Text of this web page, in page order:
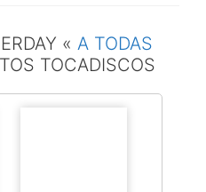
« A TODAS
TOCADISCOS